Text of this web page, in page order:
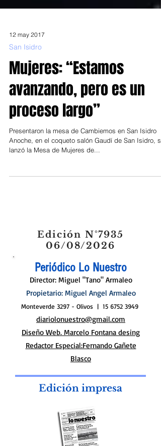
San Isidro
Mujeres: “Estamos
avanzando, pero es un
proceso largo”
Presentaron la mesa de Cambiemos en San Isidro
06/08/2026
Periódico Lo Nuestro
Director: Miguel "Tano" Armaleo
Monteverde 3297 - Olivos |
diariolonuestro@gmail.com
Diseño Web. Marcelo Fontana desing
Redactor Especial:Fernando Gañete
Blasco
Edición impresa